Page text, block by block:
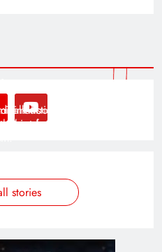
look of modern
for creating stories
talk about the latest in
this clean and futuristic
stories